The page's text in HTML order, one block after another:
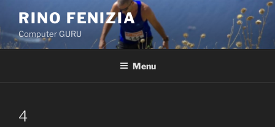
contenuto
RINO FENIZIA
Computer GURU
Menu
4